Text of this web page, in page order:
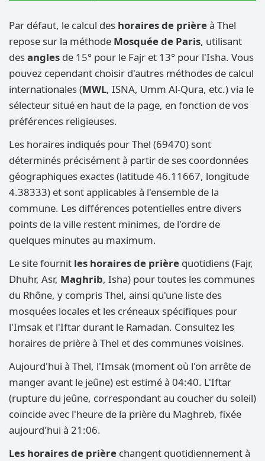
Par défaut, le calcul des horaires de prièreà Thel
repose sur la méthode Mosquée de Paris, utilisant
desangles de 15° pour le Fajr et 13° pour l'Isha. Vous
pouvez cependant choisir d'autres méthodes de calcul
internationales (MWL, ISNA, Umm Al-Qura, etc.) via le
sélecteur situé en haut de la page, en fonction de vos
préférences religieuses.
Les horaires indiqués pour Thel (69470) sont
déterminés précisément à partir de ses coordonnées
géographiques exactes (latitude 46.11667, longitude
4.38333) et sont applicables à l'ensemble de la
commune. Les différences potentielles entre divers
points de la ville restent minimes, de l'ordre de
quelques minutes au maximum.
Le site fournit les horaires de prière quotidiens (Fajr,
Dhuhr, Asr, Maghrib, Isha) pour toutes les communes
du Rhône, y compris Thel, ainsi qu'une liste des
mosquées locales et les créneaux spécifiques pour
l'Imsak et l'Iftar durant le Ramadan. Consultez les
horaires de prière à Thel et des communes voisines.
Aujourd'hui à Thel, l'Imsak (moment où l'on arrête de
manger avant le jeûne) est estimé à 04:40. L'Iftar
(rupture du jeûne, correspondant au coucher du soleil)
coïncide avec l'heure de la prière du Maghreb, fixée
aujourd'hui à 21:06.
Les horaires de prière changent quotidiennement à